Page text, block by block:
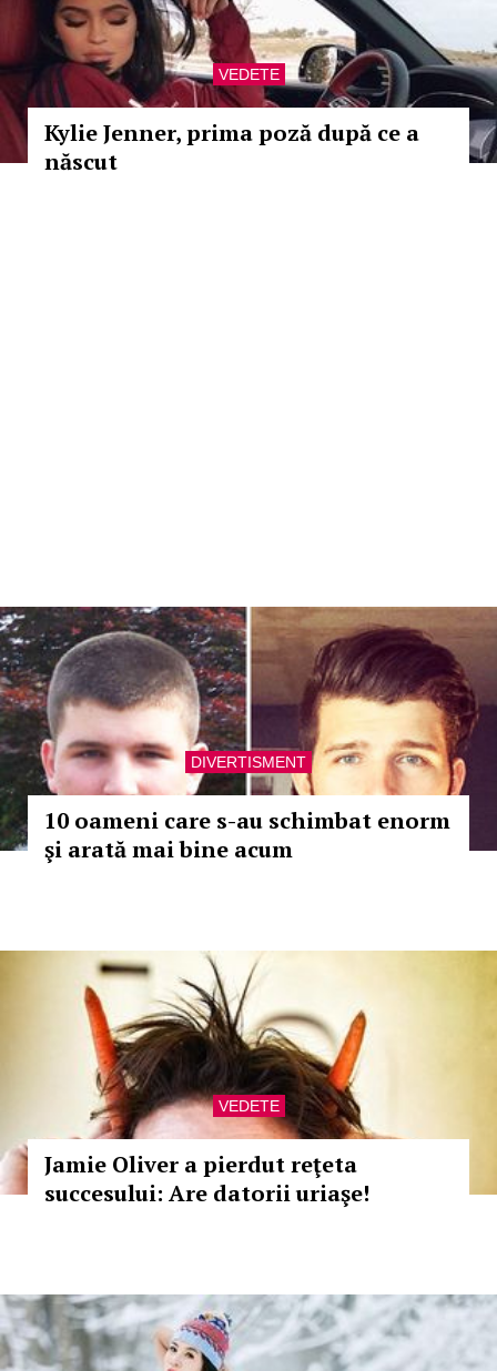
VEDETE
Kylie Jenner, prima poză după ce a
născut
DIVERTISMENT
10 oameni care s-au schimbat enorm
şi arată mai bine acum
VEDETE
Jamie Oliver a pierdut reţeta
succesului: Are datorii uriaşe!